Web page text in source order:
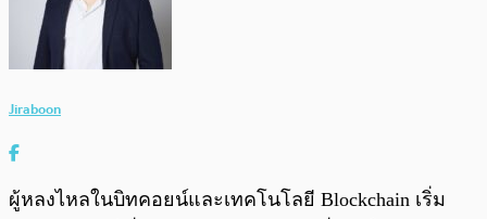
Jiraboon
ผู้หลงไหลในบิทคอยน์และเทคโนโลยี Blockchain เริ่ม